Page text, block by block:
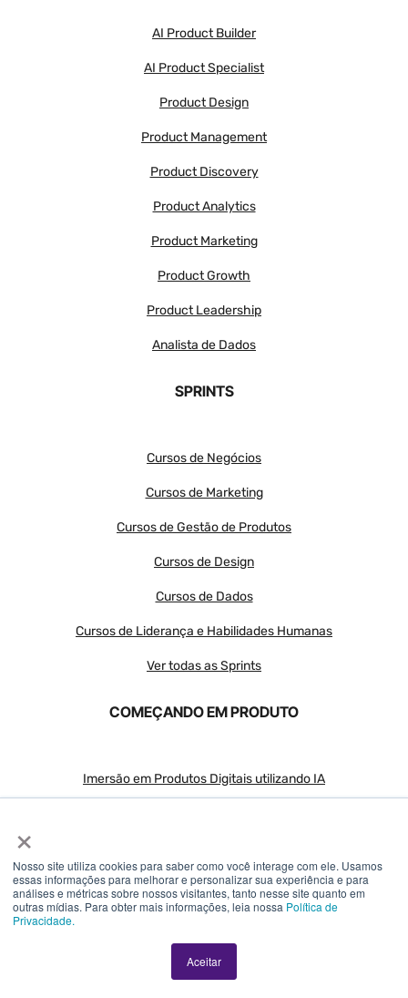
×
Nosso site utiliza cookies para saber como você interage com ele. Usamos
essas informações para melhorar e personalizar sua experiência e para
análises e métricas sobre nossos visitantes, tanto nesse site quanto em
outras mídias. Para obter mais informações, leia nossa Política de
Privacidade.
Aceitar
AI Product Builder
AI Product Specialist
Product Design
Product Management
Product Discovery
Product Analytics
Product Marketing
Product Growth
Product Leadership
Analista de Dados
SPRINTS
Cursos de Negócios
Cursos de Marketing
Cursos de Gestão de Produtos
Cursos de Design
Cursos de Dados
Cursos de Liderança e Habilidades Humanas
Ver todas as Sprints
COMEÇANDO EM PRODUTO
Imersão em Produtos Digitais utilizando IA
Storytelling para negócios